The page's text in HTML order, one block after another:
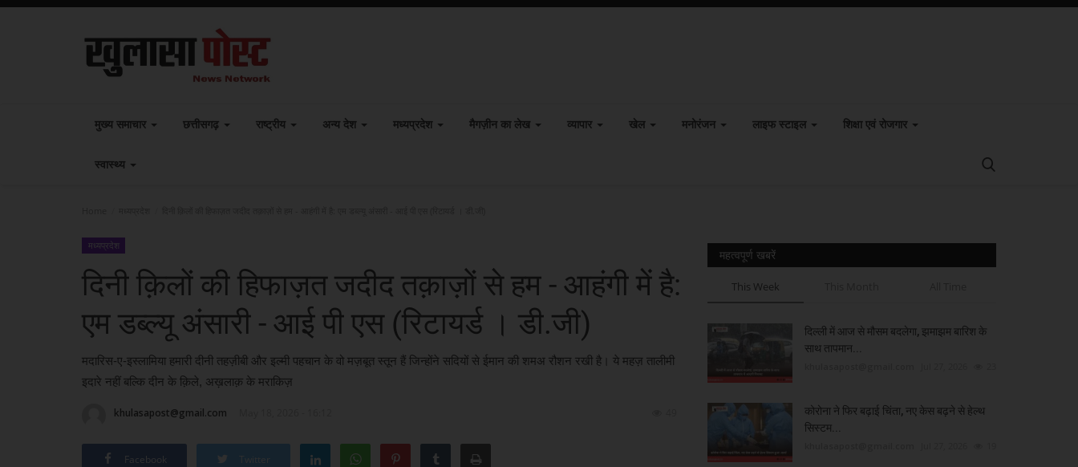
मुख्य समाचार छत्तीसगढ़ राष्ट्रीय अन्य देश मध्यप्रदेश मैगज़ीन का लेख व्यापार खेल मनोरंजन लाइफ स्टाइल शिक्षा एवं रोजगार
स्वास्थ्य
मध्यप्रदेश
दिनी क़िलों की हिफाज़त जदीद तक़ाज़ों से हम - आहंगी में है:
एम डब्ल्यू अंसारी - आई पी एस (रिटायर्ड । डी.जी)
मदारिस-ए-इस्लामिया हमारी दीनी तहज़ीबी और इल्मी पहचान के वो मज़बूत स्तून हैं जिन्होंने सदियों से ईमान की शमअ रौशन रखी है। ये महज़ तालीमी
इदारे नहीं बल्कि दीन के क़िले, अख़लाक़ के मराकिज़
khulasapost@gmail.com
Facebook Twitter
महत्वपूर्ण खबरें
This Week
दिल्ली में आज से मौसम बदलेगा, झमाझम बारिश के
साथ तापमान...
कोरोना ने फिर बढ़ाई चिंता, नए केस बढ़ने से हेल्थ
सिस्टम...